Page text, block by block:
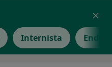
Internista